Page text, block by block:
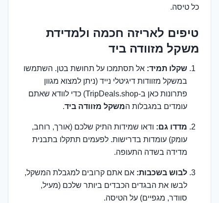
כל טיסה.
טיפים לאריזה חכמה ולמדידת
משקל מזוודה ביד
שקלו תמיד: אל תסתמכו על תחושת בטן. השתמשו
במשקל מזוודות דיגיטלי נייד (ניתן למצוא מגוון
פתרונות כאן ב-TripDeals.shop) כדי לוודא שאתם
עומדים במגבלות המשקל מזוודה ביד.
מדדו גם: ודאו שמידות התיק שלכם (אורך, רוחב,
עומק) עומדות בדרישות. לפעמים תתקלו בתבנית
מדידה בשדה התעופה.
לבוש בשכבות: אם אתם קרובים למגבלת המשקל,
לבשו את הבגדים הכבדים ביותר שלכם (מעיל,
סוודר, מגפיים) על הטיסה.